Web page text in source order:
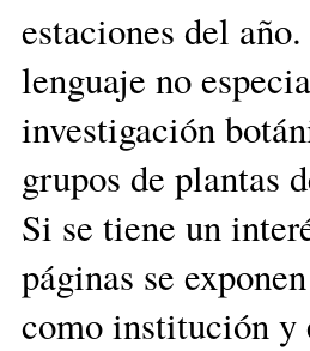
estaciones del
lenguaje no
investigación
grupos de plantas
Si se tiene un
páginas se
como institución y